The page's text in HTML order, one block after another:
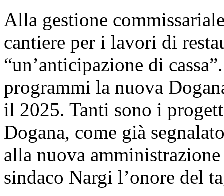
Alla gestione
cantiere per i lavori di
“un’anticipazione di
programmi la nuova
il 2025. Tanti sono i
Dogana, come già
alla nuova
sindaco Nargi l’onore del